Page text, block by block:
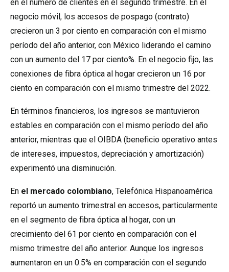
en el número de clientes en el segundo trimestre. En el
negocio móvil, los accesos de pospago (contrato)
crecieron un 3 por ciento en comparación con el mismo
período del año anterior, con México liderando el camino
con un aumento del 17 por ciento%. En el negocio fijo, las
conexiones de fibra óptica al hogar crecieron un 16 por
ciento en comparación con el mismo trimestre del 2022.
En términos financieros, los ingresos se mantuvieron
estables en comparación con el mismo período del año
anterior, mientras que el OIBDA (beneficio operativo antes
de intereses, impuestos, depreciación y amortización)
experimentó una disminución.
En el mercado colombiano, Telefónica Hispanoamérica
reportó un aumento trimestral en accesos, particularmente
en el segmento de fibra óptica al hogar, con un
crecimiento del 61 por ciento en comparación con el
mismo trimestre del año anterior. Aunque los ingresos
aumentaron en un 0.5% en comparación con el segundo